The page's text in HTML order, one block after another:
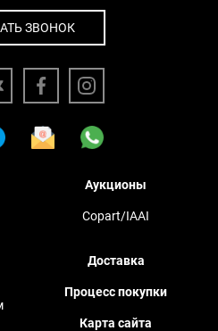
ЗВОНОК
Аукционы
Copart/IAAI
Доставка
Процесс покупки
Карта сайта